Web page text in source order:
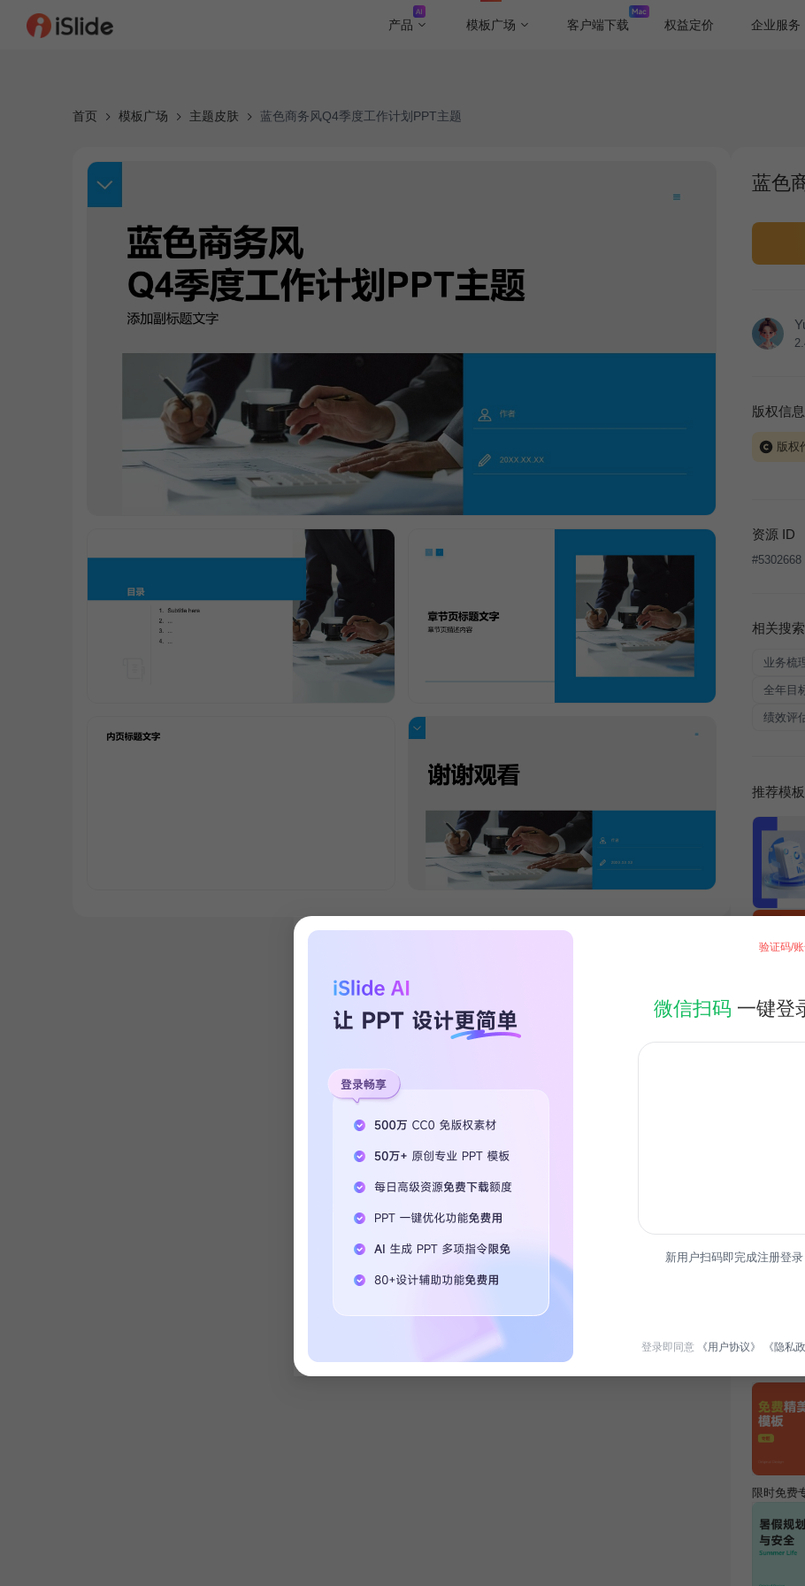
产品 模板广场 客户端下载 权益定价 企业服务
首页 模板广场 主题皮肤 蓝色商务风Q4季度工作计划PPT主题
蓝色
版权信息
版权
让、出售
将接照我
资源 ID
#5302668
相关搜索
业务梳
全年目
绩效评
推荐模板
本Q4季
团队执行
限时免费
验证码/
微信扫码 一键登
新用户扫码即完成注册登录
登录即同意 《用户协议》 《隐私